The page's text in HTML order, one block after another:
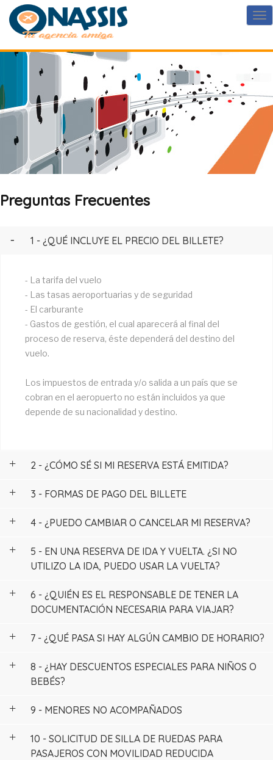
Preguntas Frecuentes
1 - ¿QUÉ INCLUYE EL PRECIO DEL BILLETE?
- La tarifa del vuelo
- Las tasas aeroportuarias y de seguridad
- El carburante
- Gastos de gestión, el cual aparecerá al final del
proceso de reserva, éste dependerá del destino del
vuelo.
Los impuestos de entrada y/o salida a un país que se
cobran en el aeropuerto no están incluidos ya que
depende de su nacionalidad y destino.
2 - ¿CÓMO SÉ SI MI RESERVA ESTÁ EMITIDA?
3 - FORMAS DE PAGO DEL BILLETE
4 - ¿PUEDO CAMBIAR O CANCELAR MI RESERVA?
5 - EN UNA RESERVA DE IDA Y VUELTA. ¿SI NO
UTILIZO LA IDA, PUEDO USAR LA VUELTA?
6 - ¿QUIÉN ES EL RESPONSABLE DE TENER LA
DOCUMENTACIÓN NECESARIA PARA VIAJAR?
7 - ¿QUÉ PASA SI HAY ALGÚN CAMBIO DE HORARIO?
8 - ¿HAY DESCUENTOS ESPECIALES PARA NIÑOS O
BEBÉS?
9 - MENORES NO ACOMPAÑADOS
10 - SOLICITUD DE SILLA DE RUEDAS PARA
PASAJEROS CON MOVILIDAD REDUCIDA